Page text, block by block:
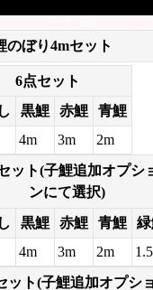
のぼり4mセット
6点セット
黒鯉 赤鯉
青鯉
4m 3m
2m
ット(子鯉追加オプシ
ンにて選択)
黒鯉 赤鯉 青鯉
4m 3m 2m
ット(子鯉追加オプシ